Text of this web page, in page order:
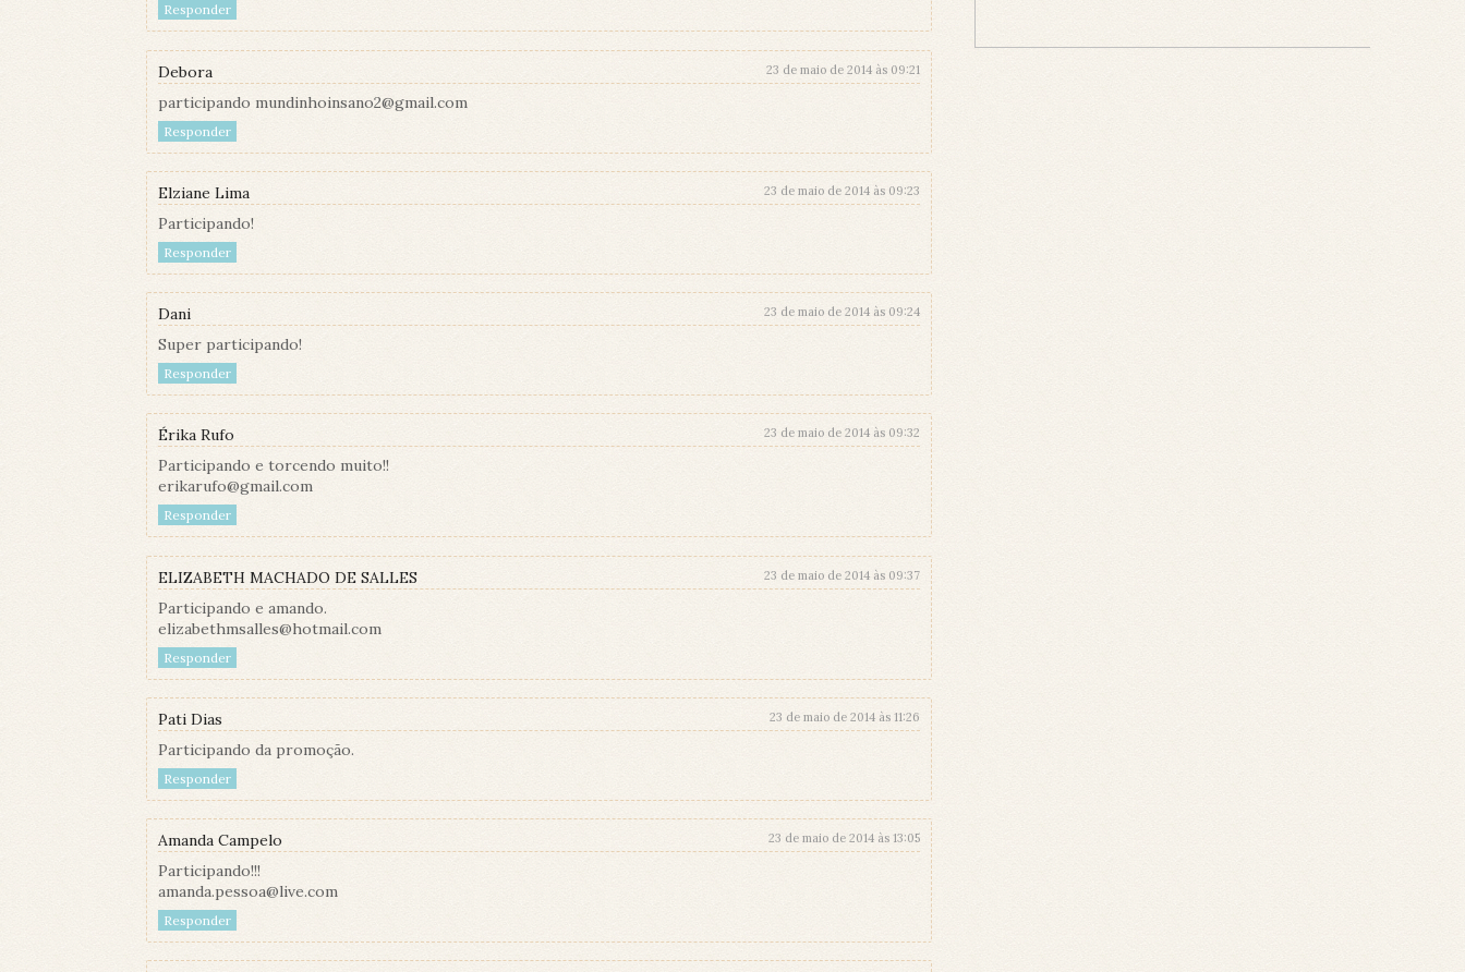
Responder
Debora 23 de maio de 2014 às 09:21
participando mundinhoinsano2@gmail.com
Responder
Elziane Lima 23 de maio de 2014 às 09:23
Participando!
Responder
Dani 23 de maio de 2014 às 09:24
Super participando!
Responder
Érika Rufo 23 de maio de 2014 às 09:32
Participando e torcendo muito!!
erikarufo@gmail.com
Responder
ELIZABETH MACHADO DE SALLES 23 de maio de 2014 às 09:37
Participando e amando.
elizabethmsalles@hotmail.com
Responder
Pati Dias 23 de maio de 2014 às 11:26
Participando da promoção.
Responder
Amanda Campelo 23 de maio de 2014 às 13:05
Participando!!!
amanda.pessoa@live.com
Responder